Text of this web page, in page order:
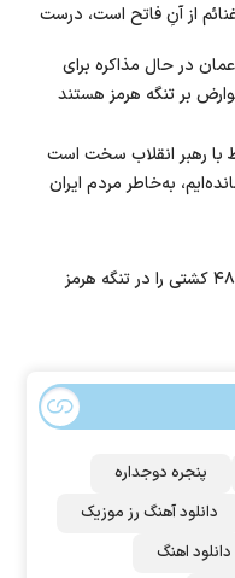
از آنِ فاتح است، درست
عمان در حال مذاکره برای
بر تنگه هرمز هستند
با رهبر انقلاب سخت است
به‌خاطر مردم ایران
سنتکام: مسیر ۴۸ کشتی را در تنگه هرمز
پنجره دوجداره
دانلود آهنگ رز‌ موزیک
دانلود اهنگ